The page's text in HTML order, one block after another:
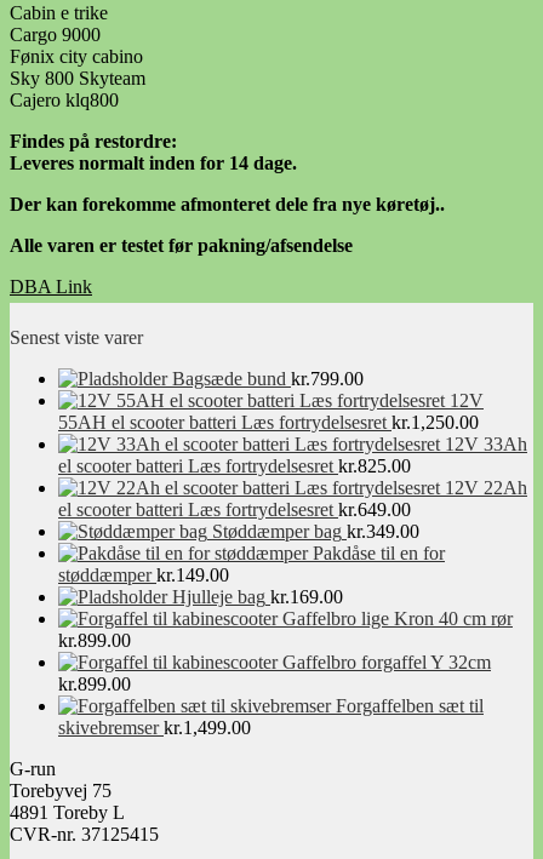
Cabin e trike
Cargo 9000
Fønix city cabino
Sky 800 Skyteam
Cajero klq800
Findes på restordre:
Leveres normalt inden for 14 dage.
Der kan forekomme afmonteret dele fra nye køretøj..
Alle varen er testet før pakning/afsendelse
DBA Link
Facebook Link
Senest viste varer
Bagsæde bund kr.799.00
12V
55AH el scooter batteri Læs fortrydelsesret kr.1,250.00
12V 33Ah
el scooter batteri Læs fortrydelsesret kr.825.00
12V 22Ah
el scooter batteri Læs fortrydelsesret kr.649.00
Støddæmper bag kr.349.00
Pakdåse til en for
støddæmper kr.149.00
Hjulleje bag kr.169.00
Gaffelbro lige Kron 40 cm rør
kr.899.00
Gaffelbro forgaffel Y 32cm
kr.899.00
Forgaffelben sæt til
skivebremser kr.1,499.00
G-run
Torebyvej 75
4891 Toreby L
CVR-nr. 37125415